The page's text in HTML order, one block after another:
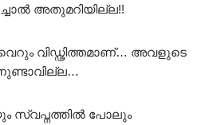
അതുമറിയില്ല!!
വിഡ്ഢിത്തമാണ്… അവളുടെ
സ്വപ്നത്തിൽ പോലും